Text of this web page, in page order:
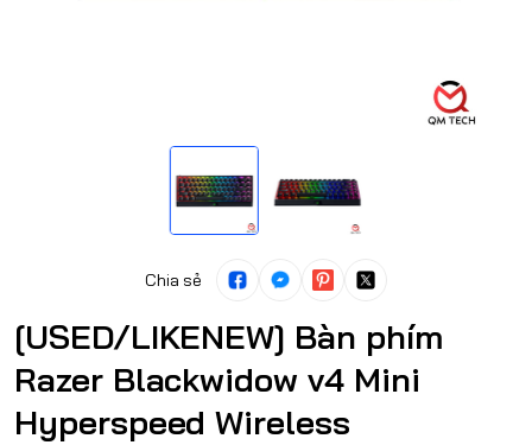
Chia sẻ
[USED/LIKENEW] Bàn phím
Razer Blackwidow v4 Mini
Hyperspeed Wireless